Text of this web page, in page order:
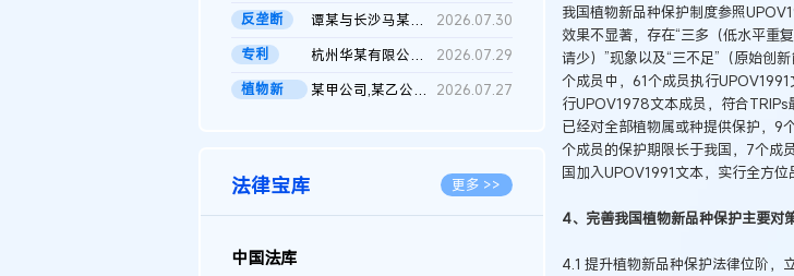
反垄断
谭某与长沙马某堆农产品股份有限公司滥用市场支配地位纠纷二审裁...
2026.07.30
专利
杭州华某有限公司与菲某有限公司侵害发明专利权纠纷
2026.07.29
植物新
某甲公司,某乙公司,某门市部,某丙公司植物新品种临时保护期使用费... 2026.07.27
法律宝库 更多 >>
中国法库
我国植物新品种保护制度参照
效果不显著，存在“三多（低水平重
请少）”现象以及“三不足”（原始创
个成员中，61个成员执行
行UPOV1978文本成员，符合
已经对全部植物属或种提供保护，9
个成员的保护期限长于我国，7个成
国加入UPOV1991文本，实行全方位
4、完善我国植物新品种保护主要对
4.1 提升植物新品种保护法律位阶，